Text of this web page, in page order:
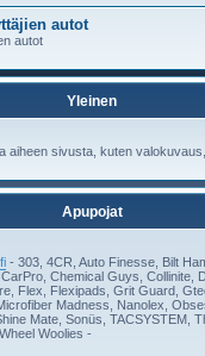
autot
autot
Yleinen
aiheen sivusta, kuten
Apupojat
- 303, 4CR, Auto Finesse, Bilt
Chemical Guys, Collinite,
Flex, Flexipads, Grit Guard,
Madness, Nanolex,
Mate, Sonüs, TACSYSTEM,
Woolies -